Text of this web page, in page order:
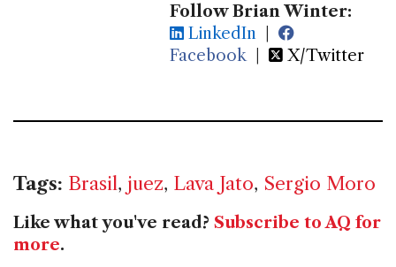
Follow Brian Winter:
LinkedIn |
Facebook| X/Twitter
Tags: Brasil, juez, Lava Jato, Sergio Moro
Like what you've read? Subscribe to AQ for
more.